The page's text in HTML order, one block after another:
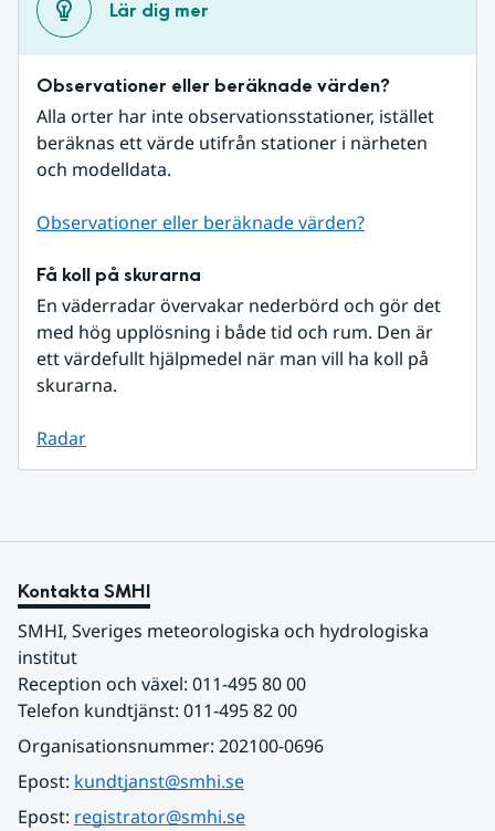
Lär dig mer
Observationer eller beräknade värden?
Alla orter har inte observationsstationer, istället
beräknas ett värde utifrån stationer i närheten
och modelldata.
Observationer eller beräknade värden?
Få koll på skurarna
En väderradar övervakar nederbörd och gör det
med hög upplösning i både tid och rum. Den är
ett värdefullt hjälpmedel när man vill ha koll på
skurarna.
Radar
Kontakta SMHI
SMHI, Sveriges meteorologiska och hydrologiska
institut
Reception och växel: 011-495 80 00
Telefon kundtjänst: 011-495 82 00
Organisationsnummer: 202100-0696
Epost: kundtjanst@smhi.se
Epost: registrator@smhi.se